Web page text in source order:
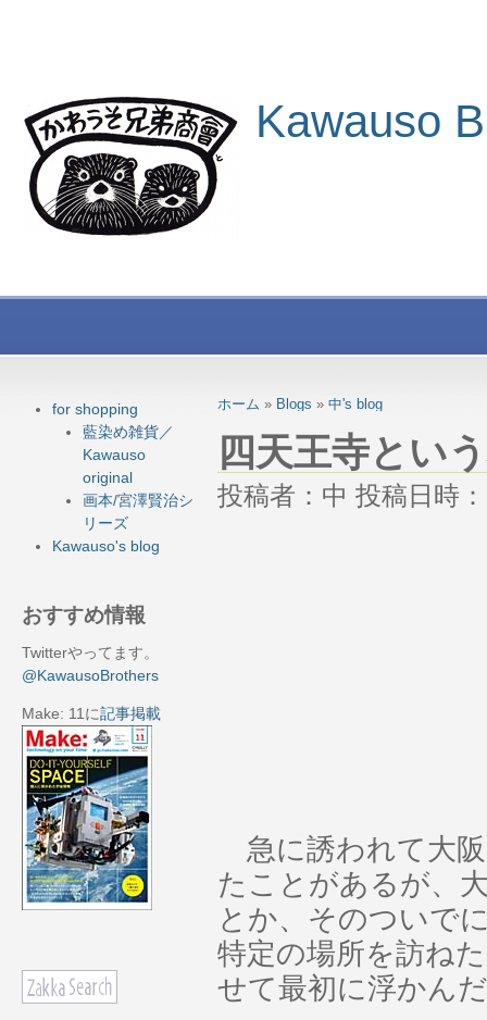
Kawauso
for shopping
藍染め雑貨／
Kawauso
original
画本/宮澤賢治シ
リーズ
Kawauso's blog
おすすめ情報
Twitterやってます。
@KawausoBrothers
Make: 11に記事掲載
ホーム » Blogs » 中's blog
四天王寺とい
投稿者：中 投稿日時
急に誘われて大
たことがあるが、
とか、そのついで
特定の場所を訪ね
せて最初に浮かん